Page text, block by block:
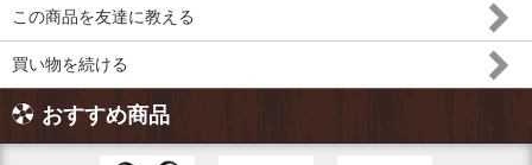
この商品を友達に教える
買い物を続ける
おすすめ商品